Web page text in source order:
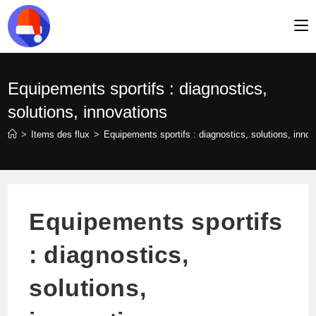
Skip
content
Equipements sportifs : diagnostics,
solutions, innovations
> Items des flux > Equipements sportifs : diagnostics, solutions,
Equipements sportifs
: diagnostics,
solutions,